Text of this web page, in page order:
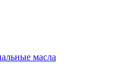
масла